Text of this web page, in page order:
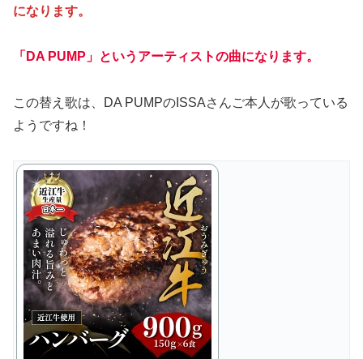
になります。
「DA PUMP」というアーティストの曲になります。
この替え歌は、DA PUMPのISSAさんご本人が歌っている
ようですね！